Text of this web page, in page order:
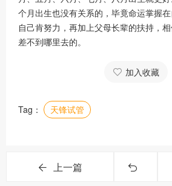
个月出生也没有关系的，毕竟命运掌握
自己肯努力，再加上父母长辈的扶持，
差不到哪里去的。
加入收藏
Tag： 天锋试管
上一篇